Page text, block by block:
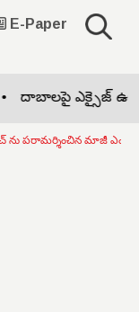
E-Paper
దాబాలపై ఎక్సైజ్
ను పరామర్శించిన మాజీ ఎంపీ